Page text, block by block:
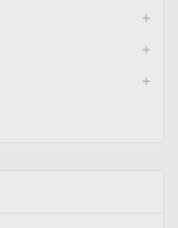
add
add
add